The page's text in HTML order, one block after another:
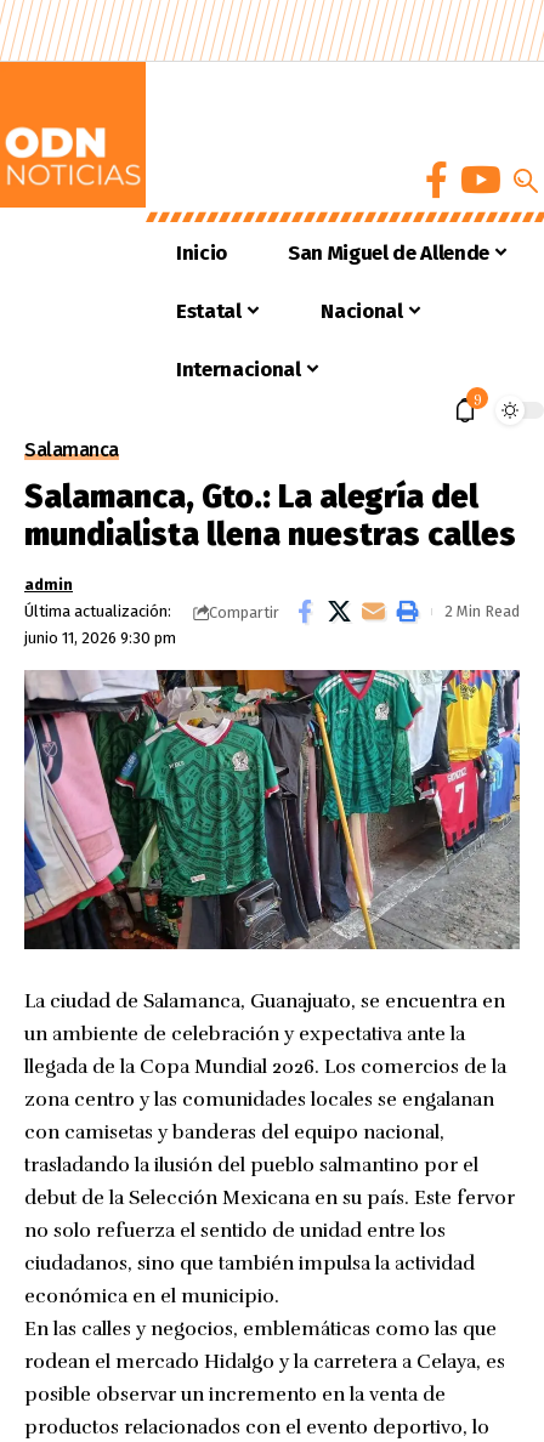
Inicio San Miguel de Allende
Estatal Nacional
Internacional
9
Salamanca
Salamanca, Gto.: La alegría del
mundialista llena nuestras calles
Última actualización:
junio 11, 2026 9:30 pm
admin
Compartir
2 Min Read
La ciudad de Salamanca, Guanajuato, se encuentra en
un ambiente de celebración y expectativa ante la
llegada de la Copa Mundial 2026. Los comercios de la
zona centro y las comunidades locales se engalanan
con camisetas y banderas del equipo nacional,
trasladando la ilusión del pueblo salmantino por el
debut de la Selección Mexicana en su país. Este fervor
no solo refuerza el sentido de unidad entre los
ciudadanos, sino que también impulsa la actividad
económica en el municipio.
En las calles y negocios, emblemáticas como las que
rodean el mercado Hidalgo y la carretera a Celaya, es
posible observar un incremento en la venta de
productos relacionados con el evento deportivo, lo